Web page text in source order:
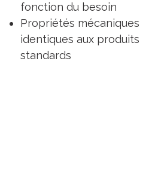
fonction du besoin
Propriétés mécaniques
identiques aux produits
standards